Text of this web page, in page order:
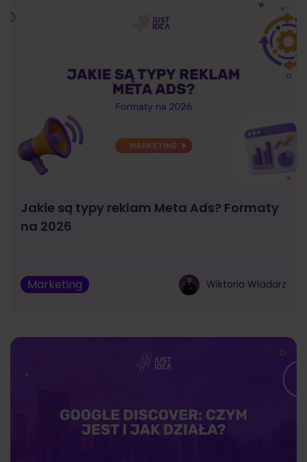
Jakie są typy reklam Meta Ads? Formaty
na 2026
Marketing Wiktoria Władarz